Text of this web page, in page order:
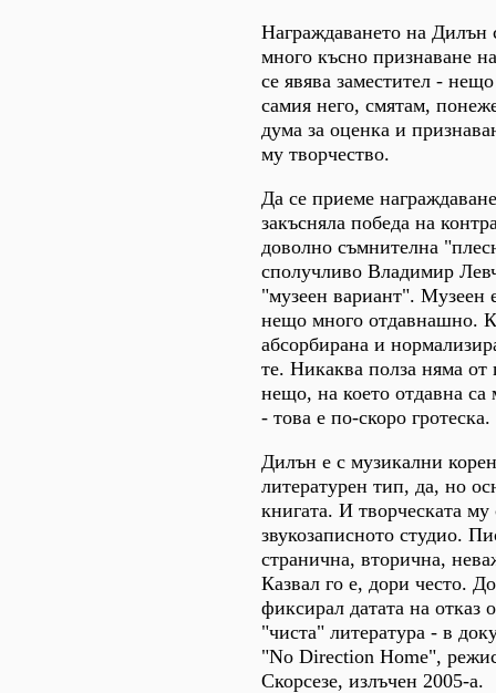
Награждаването на Дилън
много късно признаване
се явява заместител -
самия него, смятам,
дума за оценка и
му творчество.
Да се приеме
закъсняла победа на
доволно съмнителна
сполучливо Владимир
"музеен вариант". Музеен
нещо много отдавнашно.
абсорбирана и
те. Никаква полза няма от
нещо, на което отдавна са
- това е по-скоро гротеска.
Дилън е с музикални
литературен тип, да, но
книгата. И творческата му
звукозаписното студио.
странична, вторична,
Казвал го е, дори често.
фиксирал датата на отказ
"чиста" литература - в
"No Direction Home",
Скорсезе, излъчен 2005-а.